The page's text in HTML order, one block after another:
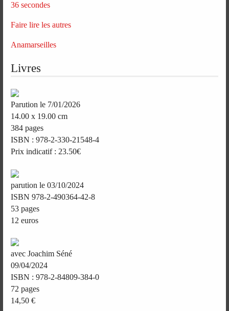
36 secondes
Faire lire les autres
Anamarseilles
Livres
Parution le 7/01/2026
14.00 x 19.00 cm
384 pages
ISBN : 978-2-330-21548-4
Prix indicatif : 23.50€
parution le 03/10/2024
ISBN 978-2-490364-42-8
53 pages
12 euros
avec Joachim Séné
09/04/2024
ISBN : 978-2-84809-384-0
72 pages
14,50 €